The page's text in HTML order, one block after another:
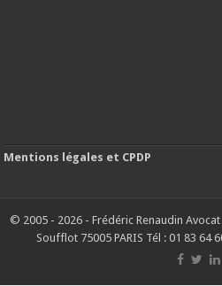
Mentions légales et CPDP
© 2005 - 2026 - Frédéric Renaudin
Soufflot 75005 PARIS Tél : 01 83 64